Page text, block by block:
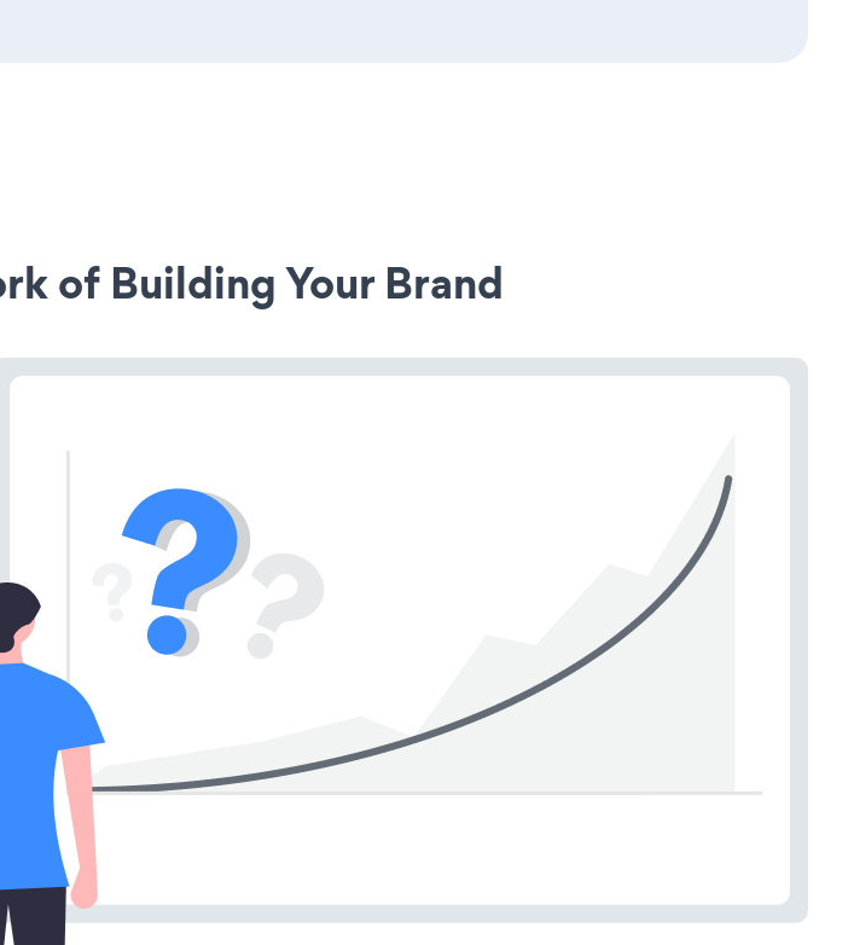
of Building Your Brand